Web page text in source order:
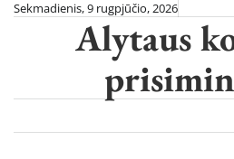
SkipSekmadienis, 9 rugpjūčio, 2026
Alytaus